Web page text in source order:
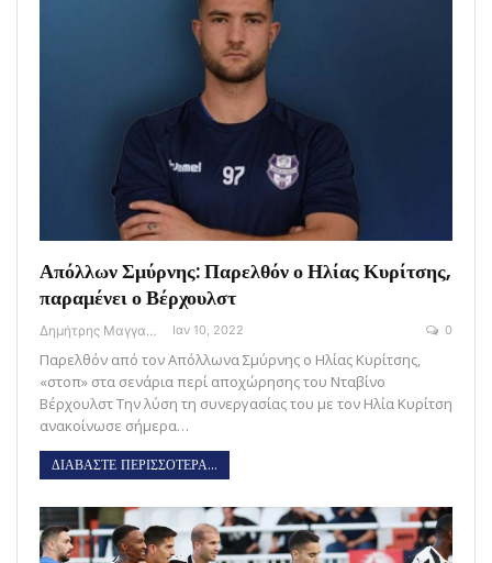
Απόλλων Σμύρνης: Παρελθόν ο Ηλίας Κυρίτσης,
παραμένει ο Βέρχουλστ
Δημήτρης Μαγγανάρης Ιαν 10, 2022 0
Παρελθόν από τον Απόλλωνα Σμύρνης ο Ηλίας Κυρίτσης,
«στοπ» στα σενάρια περί αποχώρησης του Νταβίνο
Βέρχουλστ Την λύση τη συνεργασίας του με τον Ηλία Κυρίτση
ανακοίνωσε σήμερα…
ΔΙΑΒΑΣΤΕ ΠΕΡΙΣΣΟΤΕΡΑ...